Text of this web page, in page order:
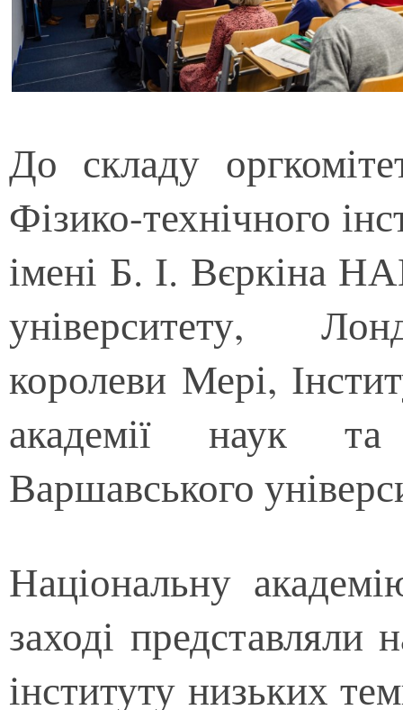
До складу
Фізико-технічного
імені Б. І. Вєркіна
університету,
королеви Мері,
академії наук та
Варшавського
Національну
заході представляли
інституту низьких